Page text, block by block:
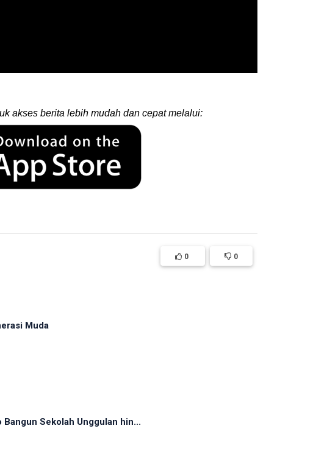
akses berita lebih mudah dan cepat melalui:
0 0
Muda
Sekolah Unggulan hin...